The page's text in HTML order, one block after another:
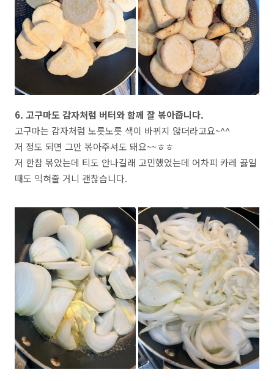
6. 고구마도 감자처럼 버터와 함께 잘 볶아줍니다.
고구마는 감자처럼 노릇노릇 색이 바뀌지 않더라고요~^^
저 정도 되면 그만 볶아주셔도 돼요~~ㅎㅎ
저 한참 볶았는데 티도 안나길래 고민했었는데 어차피 카레 끓일
때도 익혀줄 거니 괜찮습니다.